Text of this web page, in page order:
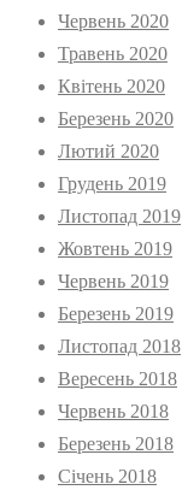
Червень 2020
Травень 2020
Квітень 2020
Березень 2020
Лютий 2020
Грудень 2019
Листопад 2019
Жовтень 2019
Червень 2019
Березень 2019
Листопад 2018
Вересень 2018
Червень 2018
Березень 2018
Січень 2018